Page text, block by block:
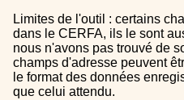
Limites de l'outil : certains champs sont un peu décalé
dans le CERFA, ils le sont
nous n'avons pas trouvé de
champs d'adresse peuvent
le format des données
que celui attendu.